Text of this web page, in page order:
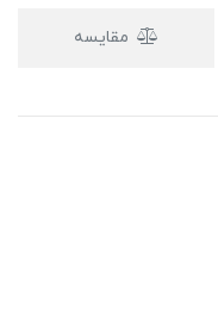
مقایسه